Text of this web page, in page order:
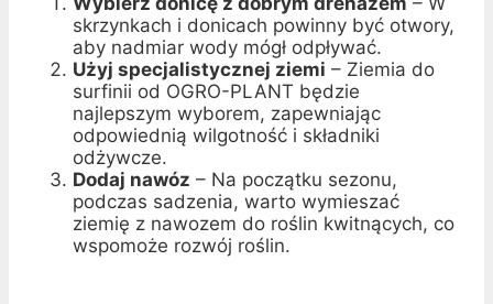
skrzynkach i donicach powinny być otwory,
aby nadmiar wody mógł odpływać.
Użyj specjalistycznej ziemi – Ziemia do
surfinii od OGRO-PLANT będzie
najlepszym wyborem, zapewniając
odpowiednią wilgotność i składniki
odżywcze.
Dodaj nawóz – Na początku sezonu,
podczas sadzenia, warto wymieszać
ziemię z nawozem do roślin kwitnących, co
wspomoże rozwój roślin.